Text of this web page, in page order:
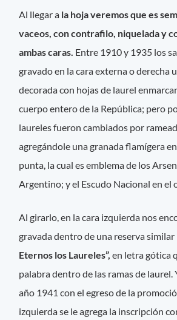
Al llegar a la hoja veremos que es
vaceos, con contrafilo, niquelada y
ambas caras. Entre 1910 y 1935 los
gravado en la cara externa o derecha
decorada con hojas de laurel
cuerpo entero de la República; pero
laureles fueron cambiados por
agregándole una granada flamígera
punta, la cual es emblema de los
Argentino; y el Escudo Nacional en el
Al girarlo, en la cara izquierda nos
gravada dentro de una reserva similar
Eternos los Laureles”, en letra gótica
palabra dentro de las ramas de laurel.
año 1941 con el egreso de la
izquierda se le agrega la inscripción